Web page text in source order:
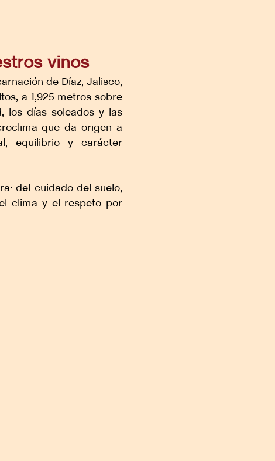
vinos
de Díaz, Jalisco,
a 1,925 metros sobre
los días soleados y las
que da origen a
equilibrio y carácter
del cuidado del suelo,
clima y el respeto por